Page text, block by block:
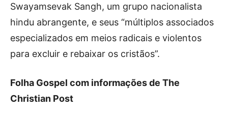
Swayamsevak Sangh, um grupo nacionalista
hindu abrangente, e seus “múltiplos associados
especializados em meios radicais e violentos
para excluir e rebaixar os cristãos”.
Folha Gospel com informações de The
Christian Post